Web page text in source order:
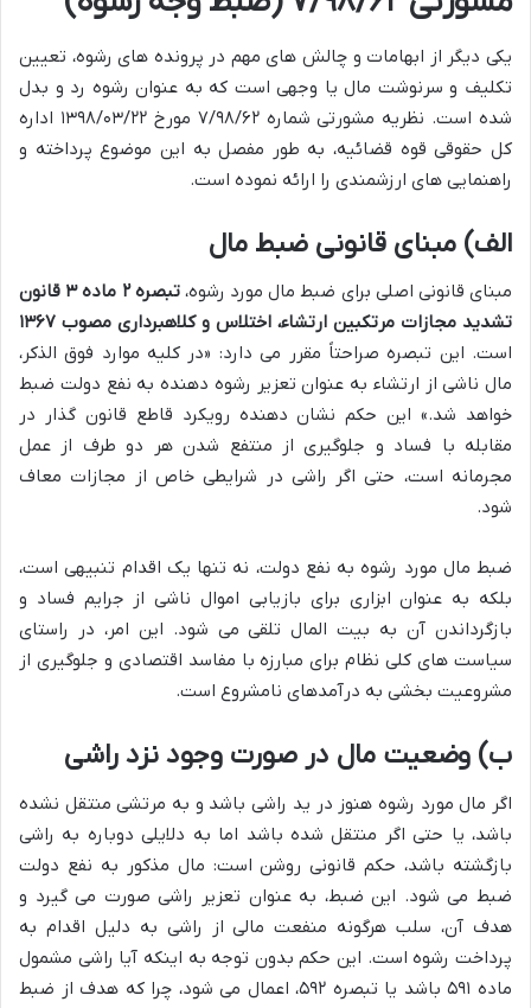
یکی دیگر از ابهامات و چالش های مهم در پرونده های رشوه، تعیین
تکلیف و سرنوشت مال یا وجهی است که به عنوان رشوه رد و بدل
شده است. نظریه مشورتی شماره ۷/۹۸/۶۲ مورخ ۱۳۹۸/۰۳/۲۲ اداره
کل حقوقی قوه قضائیه، به طور مفصل به این موضوع پرداخته و
راهنمایی های ارزشمندی را ارائه نموده است.
الف) مبنای قانونی ضبط مال
مبنای قانونی اصلی برای ضبط مال مورد رشوه،
تبصره ۲ ماده ۳ قانون
تشدید مجازات مرتکبین ارتشاء، اختلاس و کلاهبرداری مصوب ۱۳۶۷
است. این تبصره صراحتاً مقرر می دارد: «در کلیه موارد فوق الذکر،
مال ناشی از ارتشاء به عنوان تعزیر رشوه دهنده به نفع دولت ضبط
خواهد شد.» این حکم نشان دهنده رویکرد قاطع قانون گذار در
مقابله با فساد و جلوگیری از منتفع شدن هر دو طرف از عمل
مجرمانه است، حتی اگر راشی در شرایطی خاص از مجازات معاف
شود.
ضبط مال مورد رشوه به نفع دولت، نه تنها یک اقدام تنبیهی است،
بلکه به عنوان ابزاری برای بازیابی اموال ناشی از جرایم فساد و
بازگرداندن آن به بیت المال تلقی می شود. این امر، در راستای
سیاست های کلی نظام برای مبارزه با مفاسد اقتصادی و جلوگیری از
مشروعیت بخشی به درآمدهای نامشروع است.
ب) وضعیت مال در صورت وجود نزد راشی
اگر مال مورد رشوه هنوز در ید راشی باشد و به مرتشی منتقل نشده
باشد، یا حتی اگر منتقل شده باشد اما به دلایلی دوباره به راشی
بازگشته باشد، حکم قانونی روشن است: مال مذکور به نفع دولت
ضبط می شود. این ضبط، به عنوان تعزیر راشی صورت می گیرد و
هدف آن، سلب هرگونه منفعت مالی از راشی به دلیل اقدام به
پرداخت رشوه است. این حکم بدون توجه به اینکه آیا راشی مشمول
ماده ۵۹۱ باشد یا تبصره ۵۹۲، اعمال می شود، چرا که هدف از ضبط